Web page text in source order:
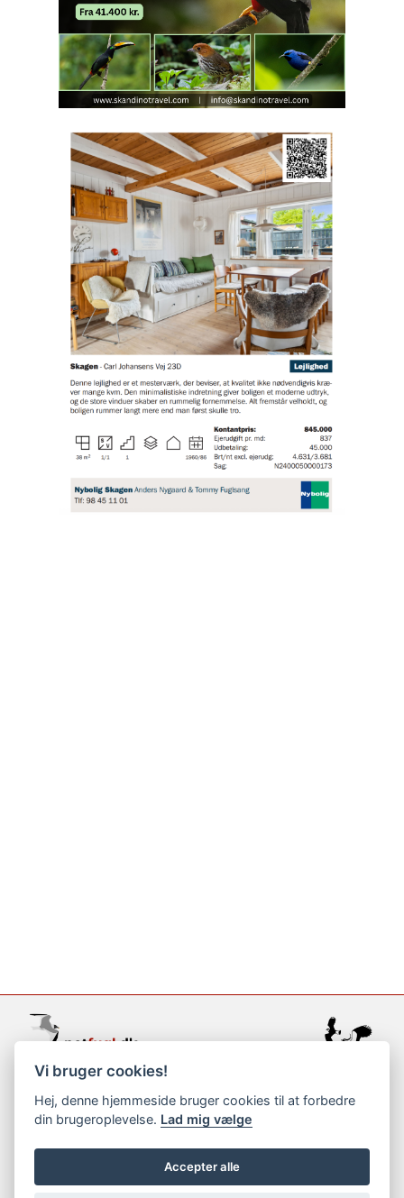
support@netfugl.dk
copyright © 2002-2023
Vi bruger cookies!
Hej, denne hjemmeside bruger cookies til at forbedre
din brugeroplevelse. Lad mig vælge
Accepter alle